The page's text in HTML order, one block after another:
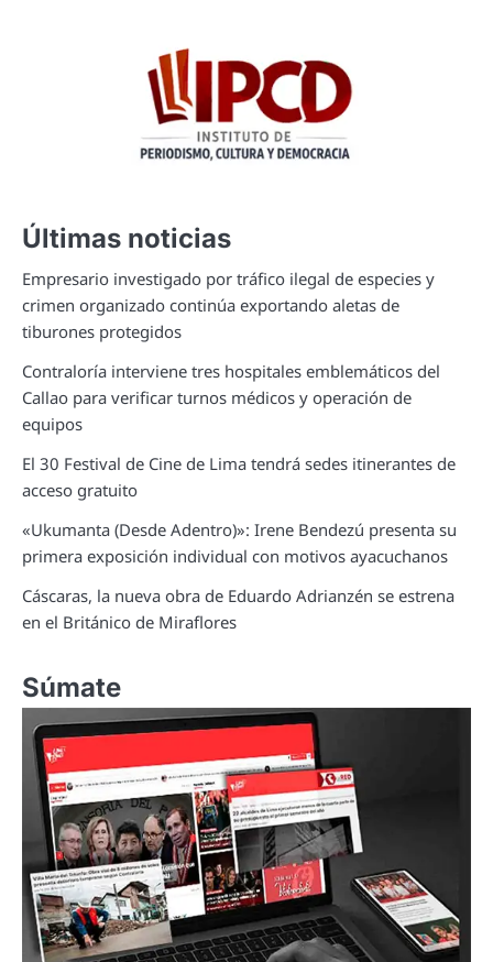
Últimas noticias
Empresario investigado por tráfico ilegal de especies y
crimen organizado continúa exportando aletas de
tiburones protegidos
Contraloría interviene tres hospitales emblemáticos del
Callao para verificar turnos médicos y operación de
equipos
El 30 Festival de Cine de Lima tendrá sedes itinerantes de
acceso gratuito
«Ukumanta (Desde Adentro)»: Irene Bendezú presenta su
primera exposición individual con motivos ayacuchanos
Cáscaras, la nueva obra de Eduardo Adrianzén se estrena
en el Británico de Miraflores
Súmate